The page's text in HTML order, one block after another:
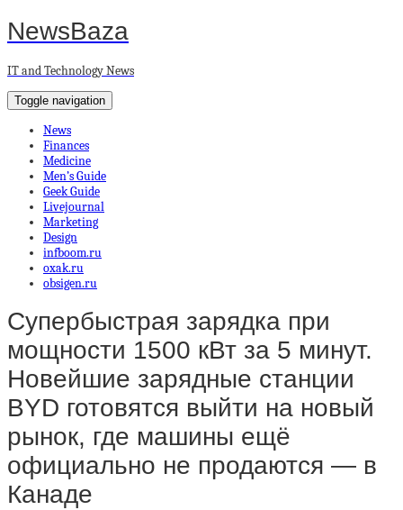
NewsBaza
IT and Technology News
Toggle navigation
News
Finances
Medicine
Men’s Guide
Geek Guide
Livejournal
Marketing
Design
infboom.ru
oxak.ru
obsigen.ru
Супербыстрая зарядка при
мощности 1500 кВт за 5 минут.
Новейшие зарядные станции
BYD готовятся выйти на новый
рынок, где машины ещё
официально не продаются — в
Канаде